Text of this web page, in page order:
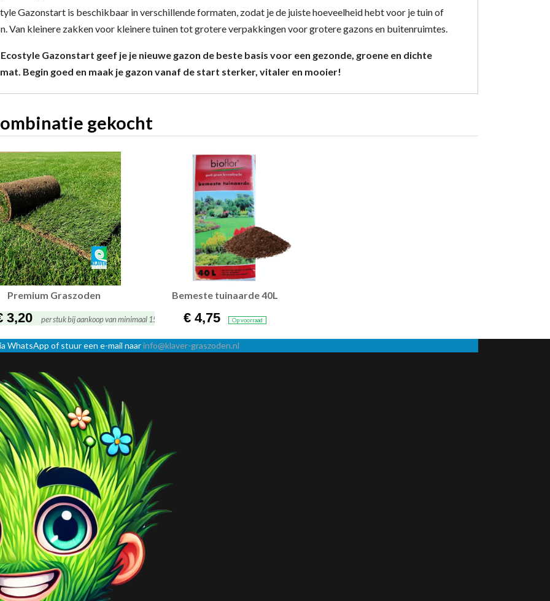
Gazonstart is beschikbaar in verschillende formaten, zodat je de juiste hoeveelheid hebt voor je tuin of
Van kleinere zakken voor kleinere tuinen tot grotere verpakkingen voor grotere gazons en buitenruimtes.
Gazonstart geef je je nieuwe gazon de beste basis voor een gezonde, groene en dichte
Begin goed en maak je gazon vanaf de start sterker, vitaler en mooier!
gekocht
Premium Gras­zoden
3,20 per stuk bij aankoop van minimaal 150
Bemeste tuinaarde 40L
€ 4,75 Op voorraad
WhatsApp of stuur een e-mail naarinfo@klaver-graszoden.nl